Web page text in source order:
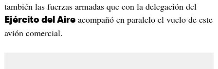
también las fuerzas armadas que con la delegación del
Ejército del Aireacompañó en paralelo el vuelo de este
avión comercial.